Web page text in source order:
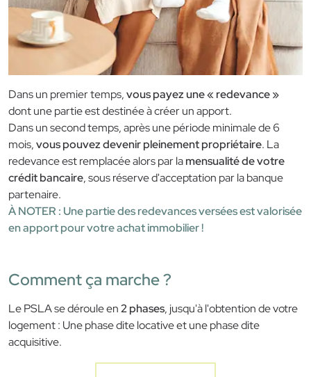
Dans un premier temps,vous payez une « redevance »
dont une partie est destinée à créer un apport.
Dans un second temps, après une période minimale de 6
mois,vous pouvez devenir pleinement propriétaire. La
redevance est remplacée alors par lamensualité de votre
crédit bancaire, sous réserve d'acceptation par la banque
partenaire.
À NOTER : Une partie des redevances versées est valorisée
en apport pour votre achat immobilier !
Comment ça marche ?
Le PSLA se déroule en2 phases, jusqu'à l'obtention de votre
logement : Une phase dite locative et une phase dite
acquisitive.